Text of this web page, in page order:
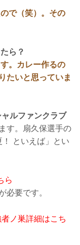
で（笑）。その
ら？
。カレー作るの
たいと思っていま
ルファンクラブ
す。扇久保選手の
！ といえば」とい
ら
必要です。
ノ巣詳細はこち